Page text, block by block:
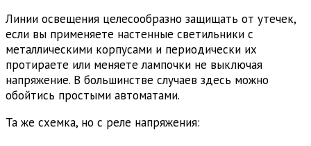
Линии освещения целесообразно защищать от утечек,
если вы применяете настенные светильники с
металлическими корпусами и периодически их
протираете или меняете лампочки не выключая
напряжение. В большинстве случаев здесь можно
обойтись простыми автоматами.
Та же схемка, но с реле напряжения: